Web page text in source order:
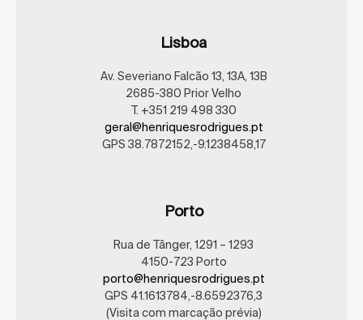
Lisboa
Av. Severiano Falcão 13, 13A, 13B
2685-380 Prior Velho
T. +351 219 498 330
geral@henriquesrodrigues.pt
GPS 38.7872152,-9.1238458,17
Porto
Rua de Tânger, 1291 – 1293
4150-723 Porto
porto@henriquesrodrigues.pt
GPS 41.1613784,-8.6592376,3
(Visita com marcação prévia)